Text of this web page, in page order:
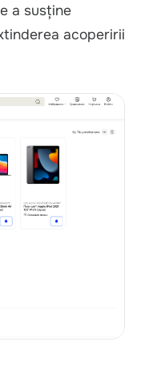
a susține
acoperirii